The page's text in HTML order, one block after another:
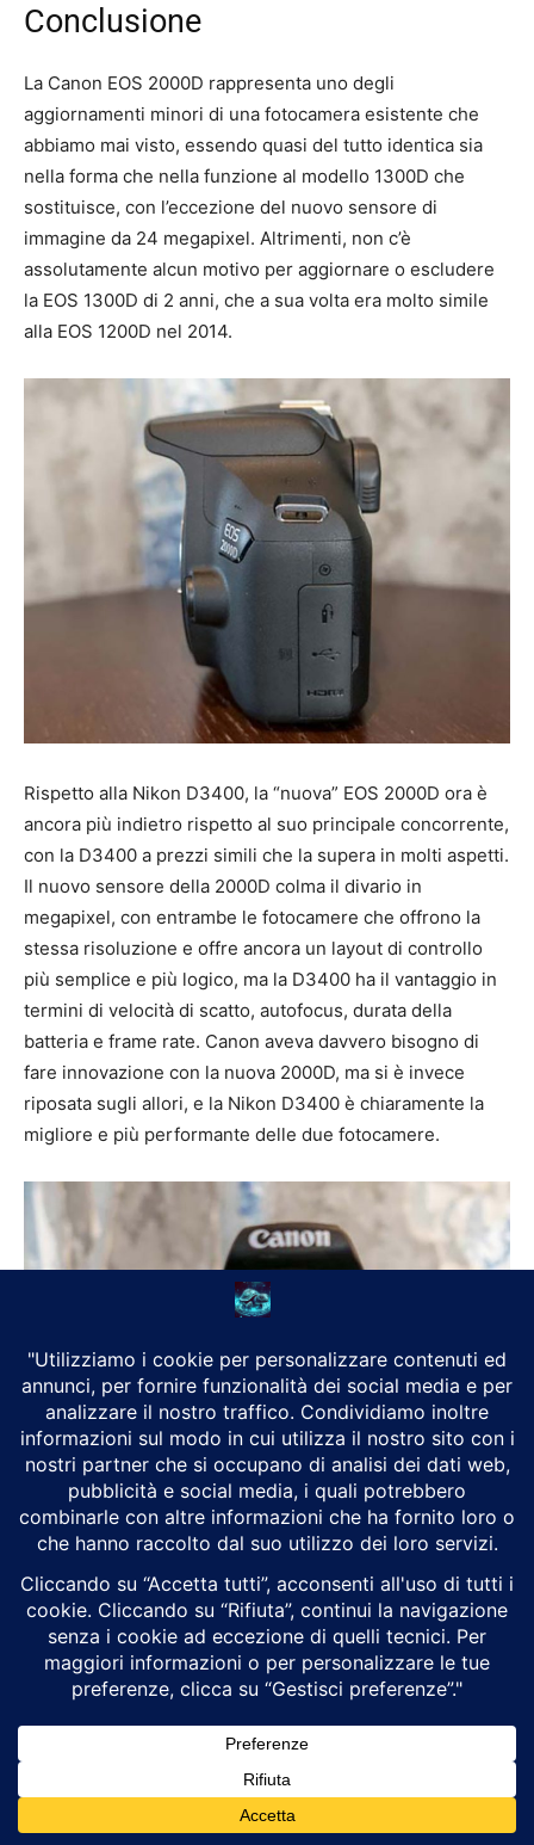
Conclusione
La Canon EOS 2000D rappresenta uno degli
aggiornamenti minori di una fotocamera esistente che
abbiamo mai visto, essendo quasi del tutto identica sia
nella forma che nella funzione al modello 1300D che
sostituisce, con l’eccezione del nuovo sensore di
immagine da 24 megapixel. Altrimenti, non c’è
assolutamente alcun motivo per aggiornare o escludere
la EOS 1300D di 2 anni, che a sua volta era molto simile
alla EOS 1200D nel 2014.
Rispetto alla Nikon D3400, la “nuova” EOS 2000D ora è
ancora più indietro rispetto al suo principale concorrente,
con la D3400 a prezzi simili che la supera in molti aspetti.
Il nuovo sensore della 2000D colma il divario in
megapixel, con entrambe le fotocamere che offrono la
stessa risoluzione e offre ancora un layout di controllo
più semplice e più logico, ma la D3400 ha il vantaggio in
termini di velocità di scatto, autofocus, durata della
batteria e frame rate. Canon aveva davvero bisogno di
fare innovazione con la nuova 2000D, ma si è invece
riposata sugli allori, e la Nikon D3400 è chiaramente la
migliore e più performante delle due fotocamere.
In definitiva, la Canon EOS 2000D è stata rilasciata
principalmente per sostituire un modello vecchio per
dare ai rivenditori qualcosa di nuovo da promuovere. La
Nikon D3400 è la fotocamera DSLR entry-level migliore,
in caso contrario, una EOS 1300D scontata, se la si può
ancora trovare, poiché la nuova Canon EOS 2000D non
offre praticamente nuove funzionalità o prestazioni per